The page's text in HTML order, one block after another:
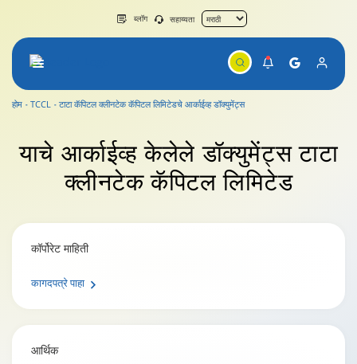
ब्लॉग सहाय्यता
होम TCCL टाटा कॅपिटल क्लीनटेक कॅपिटल लिमिटेडचे आर्काईव्ह डॉक्युमेंट्स
याचे आर्काईव्ह केलेले डॉक्युमेंट्स टाटा
क्लीनटेक कॅपिटल लिमिटेड
कॉर्पोरेट माहिती
कागदपत्रे पाहा
आर्थिक